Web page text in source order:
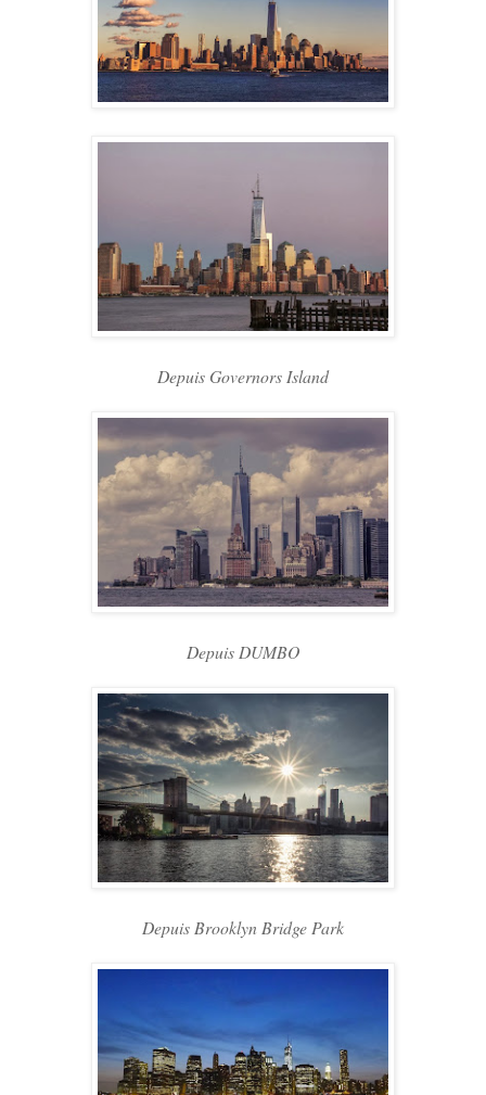
Depuis Governors Island
Depuis DUMBO
Depuis Brooklyn Bridge Park